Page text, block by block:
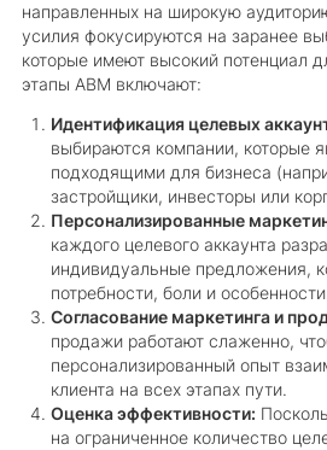
направленных на широкую
усилия фокусируются на заранее
которые имеют высокий потенциал
этапы ABM включают:
Идентификация целевых
выбираются компании, которые
подходящими для бизнеса
застройщики, инвесторы или
Персонализированные
каждого целевого аккаунта
индивидуальные предложения,
потребности, боли и
Согласование маркетинга и
продажи работают слаженно,
персонализированный опыт
клиента на всех этапах пути.
Оценка эффективности:
на ограниченное количество